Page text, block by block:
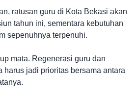
ratusan guru di Kota Bekasi akan
tahun ini, sementara kebutuhan
sepenuhnya terpenuhi.
mata. Regenerasi guru dan
harus jadi prioritas bersama antara